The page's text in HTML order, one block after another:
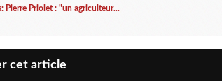
Pierre Priolet : "un agriculteur...
cet article